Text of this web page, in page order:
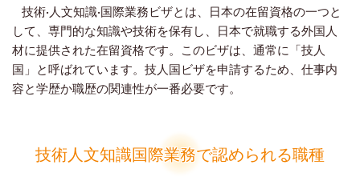
技術·人文知識·国際業務ビザとは、日本の在留資格の一つと
して、専門的な知識や技術を保有し、日本で就職する外国人
材に提供された在留資格です。このビザは、通常に「技人
国」と呼ばれています。技人国ビザを申請するため、仕事内
容と学歴か職歴の関連性が一番必要です。
技術人文知識国際業務で認められる職種